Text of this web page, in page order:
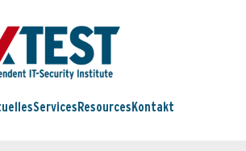
Services Resources Kontakt